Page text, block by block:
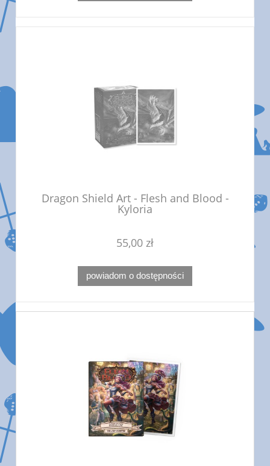
Dragon Shield Art - Flesh and Blood -
Kyloria
55,00 zł
powiadom o dostępności